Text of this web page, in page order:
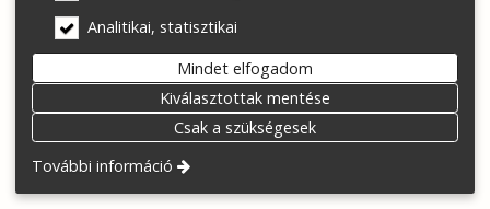
Analitikai, statisztikai
Mindet elfogadom
Kiválasztottak mentése
Csak a szükségesek
További információ